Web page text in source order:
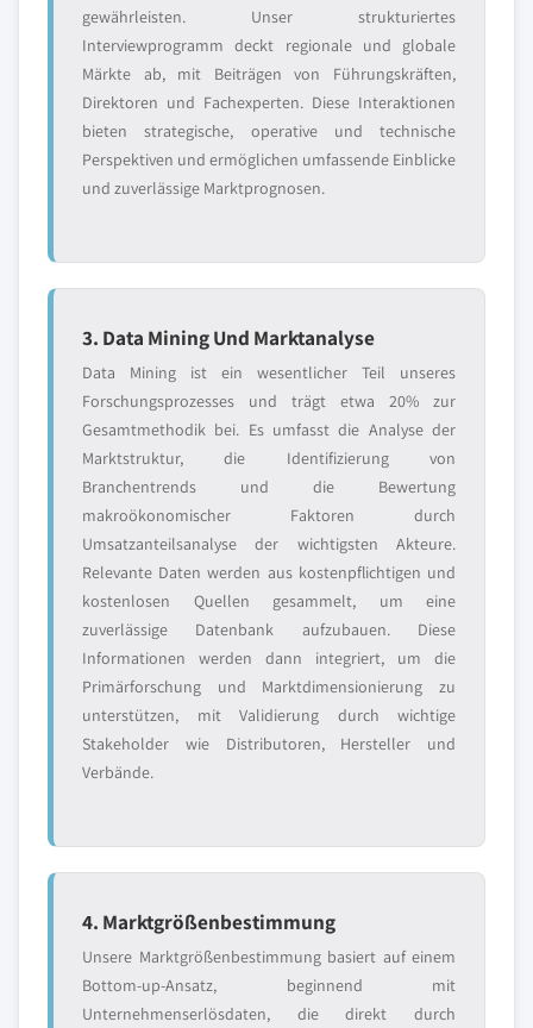
gewährleisten. Unser strukturiertes
Interviewprogramm deckt regionale und globale
Märkte ab, mit Beiträgen von Führungskräften,
Direktoren und Fachexperten. Diese Interaktionen
bieten strategische, operative und technische
Perspektiven und ermöglichen umfassende Einblicke
und zuverlässige Marktprognosen.
3. Data Mining Und Marktanalyse
Data Mining ist ein wesentlicher Teil unseres
Forschungsprozesses und trägt etwa 20% zur
Gesamtmethodik bei. Es umfasst die Analyse der
Marktstruktur, die Identifizierung von
Branchentrends und die Bewertung
makroökonomischer Faktoren durch
Umsatzanteilsanalyse der wichtigsten Akteure.
Relevante Daten werden aus kostenpflichtigen und
kostenlosen Quellen gesammelt, um eine
zuverlässige Datenbank aufzubauen. Diese
Informationen werden dann integriert, um die
Primärforschung und Marktdimensionierung zu
unterstützen, mit Validierung durch wichtige
Stakeholder wie Distributoren, Hersteller und
Verbände.
4. Marktgrößenbestimmung
Unsere Marktgrößenbestimmung basiert auf einem
Bottom-up-Ansatz, beginnend mit
Unternehmenserlösdaten, die direkt durch